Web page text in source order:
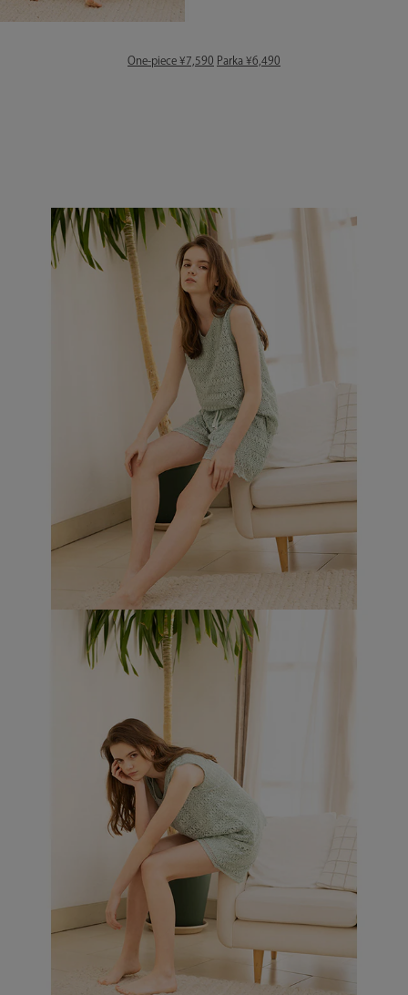
One-piece ¥7,590 Parka ¥6,490